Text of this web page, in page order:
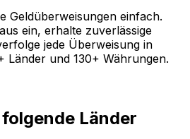
Geldüberweisungen einfach.
ein, erhalte zuverlässige
jede Überweisung in
Länder und 130+ Währungen.
Länder